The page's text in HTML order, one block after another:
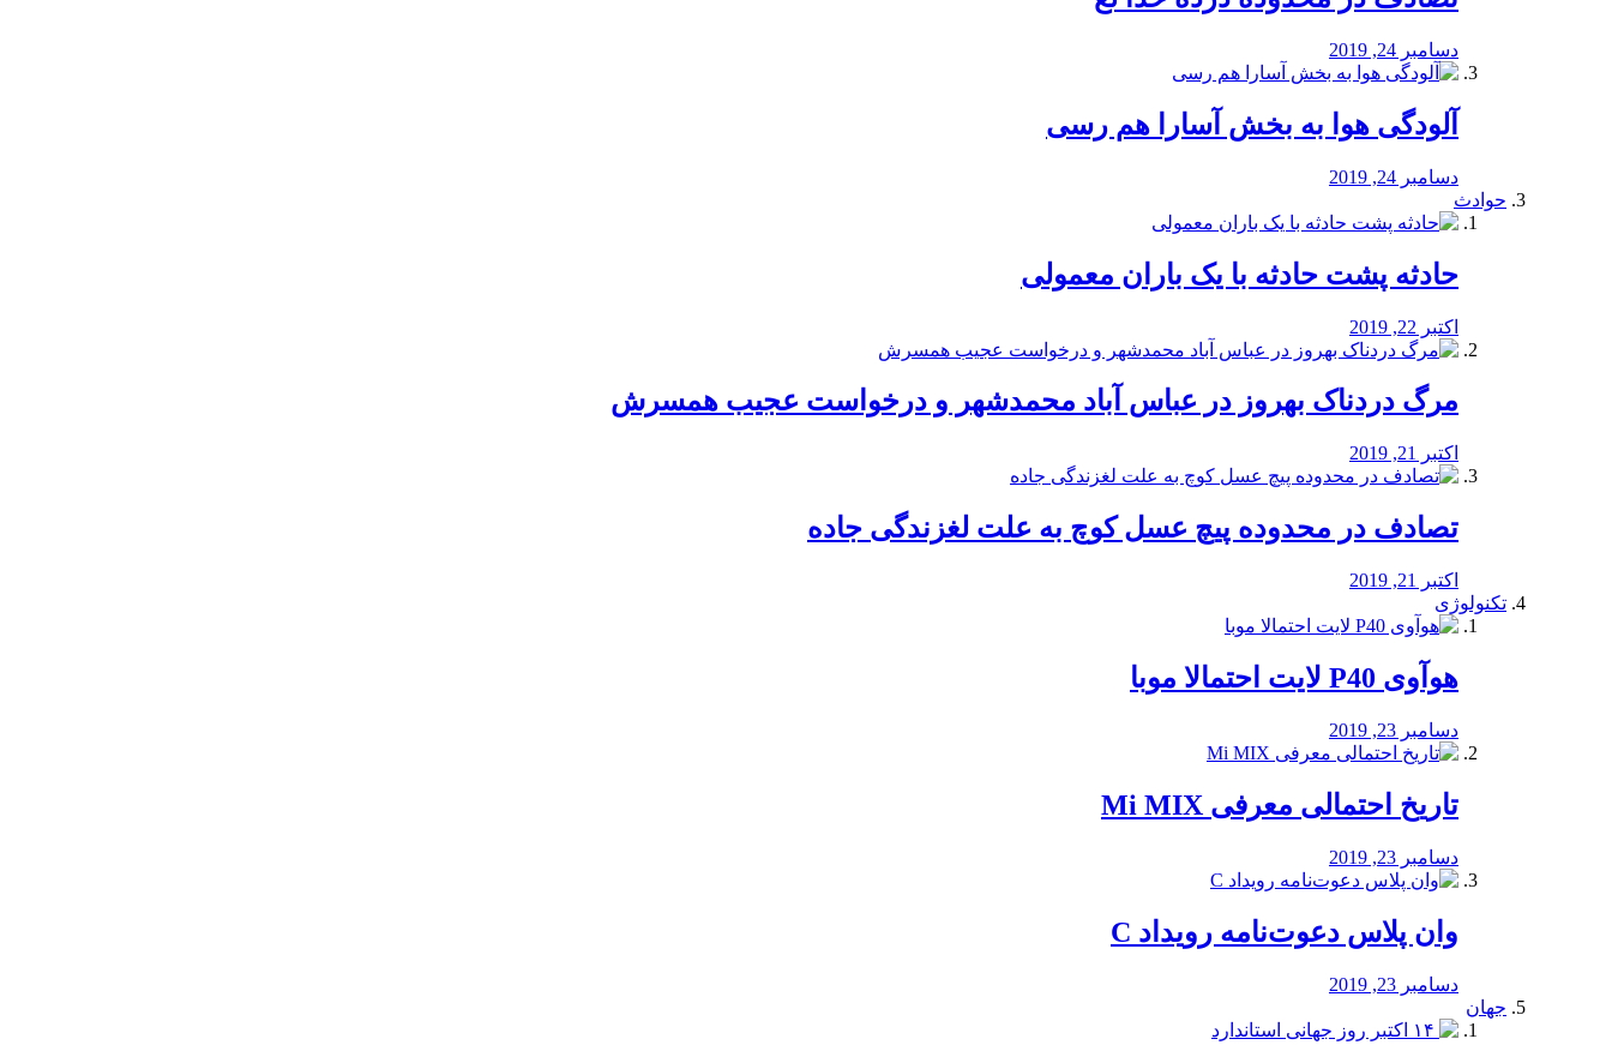
دسامبر 24, 2019
آلودگی هوا به بخش آسارا هم رسی
دسامبر 24, 2019
حوادث
️حادثه پشت حادثه با یک باران معمولی
اکتبر 22, 2019
مرگ دردناک بهروز در عباس آباد محمدشهر و درخواست عجیب همسرش
اکتبر 21, 2019
تصادف در محدوده پیچ عسل کوچ به علت لغزندگی جاده
اکتبر 21, 2019
تکنولوژی
هوآوی P40 لایت احتمالا موبا
دسامبر 23, 2019
تاریخ احتمالی معرفی Mi MIX
دسامبر 23, 2019
وان پلاس دعوت‌نامه رویداد C
دسامبر 23, 2019
جهان